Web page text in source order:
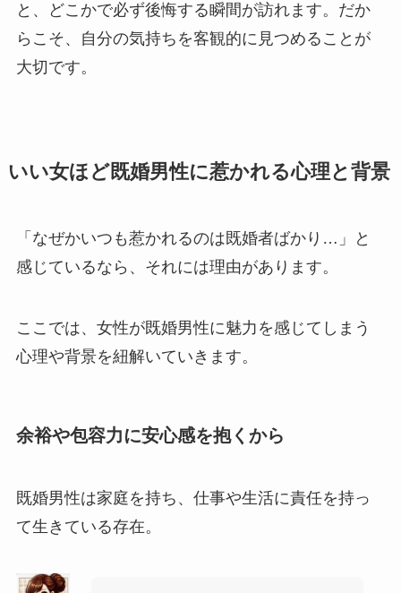
と、どこかで必ず後悔する瞬間が訪れます。だか
らこそ、自分の気持ちを客観的に見つめることが
大切です。
いい女ほど既婚男性に惹かれる心理と背景
「なぜかいつも惹かれるのは既婚者ばかり…」と
感じているなら、それには理由があります。
ここでは、女性が既婚男性に魅力を感じてしまう
心理や背景を紐解いていきます。
余裕や包容力に安心感を抱くから
既婚男性は家庭を持ち、仕事や生活に責任を持っ
て生きている存在。